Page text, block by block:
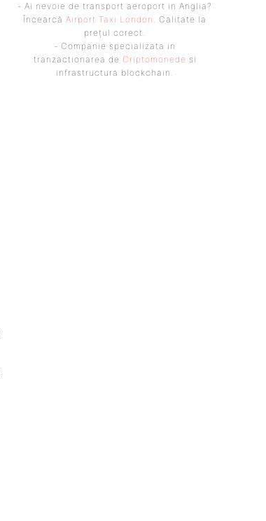
- Ai nevoie de transport aeroport in Anglia?
Încearcă Airport Taxi London . Calitate la
prețul corect.
- Companie specializata in
tranzactionarea de Criptomonede si
infrastructura blockchain.